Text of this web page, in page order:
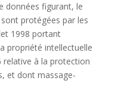
données figurant, le
protégées par les
1998 portant
propriété intellectuelle
relative à la protection
et dont massage-